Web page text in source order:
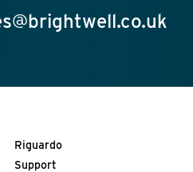
Riguardo
Support